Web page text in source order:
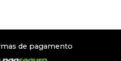
de pagamento